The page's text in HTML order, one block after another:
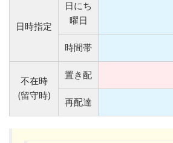
日時指定
日にち
曜日
時間帯
不在時
(留守時)
置き配
再配達